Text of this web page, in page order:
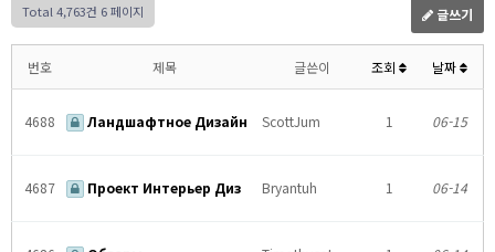
Total 4,763건 6 페이지 글쓰기
번호 제목 글쓴이 조회 날짜
4688 Ландшафтное Дизайн ScottJum 1 06-15
4687 Проект Интерьер Диз Bryantuh 1 06-14